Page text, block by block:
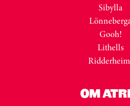
Sibylla
Gooh!
Lithells
OM